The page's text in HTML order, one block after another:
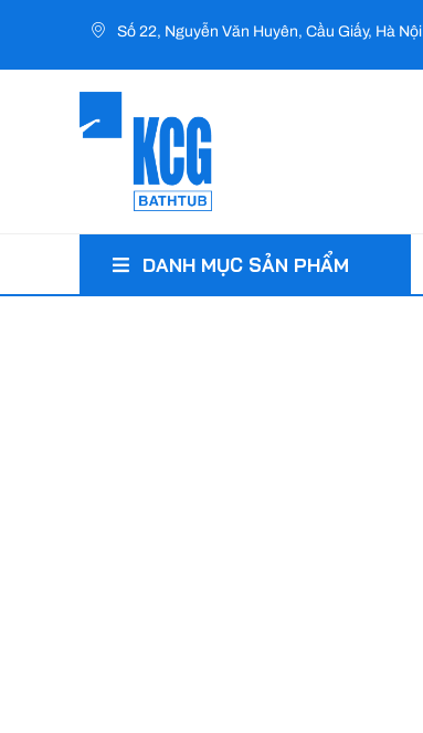
Số 22, Nguyễn Văn Huyên, Cầu Giấy, Hà Nội
DANH MỤC SẢN PHẨM